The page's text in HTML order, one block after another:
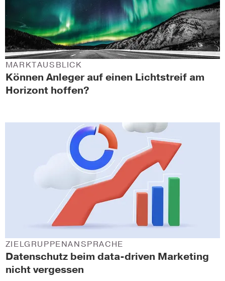
Können Anleger auf einen Lichtstreif am
Horizont hoffen?
MARKTAUSBLICK
Datenschutz beim data-driven Marketing
nicht vergessen
ZIELGRUPPENANSPRACHE